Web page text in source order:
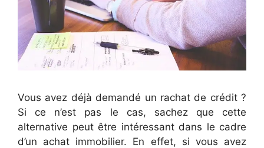
Vous avez déjà demandé un rachat de crédit ?
Si ce n’est pas le cas, sachez que cette
alternative peut être intéressant dans le cadre
d’un achat immobilier. En effet, si vous avez